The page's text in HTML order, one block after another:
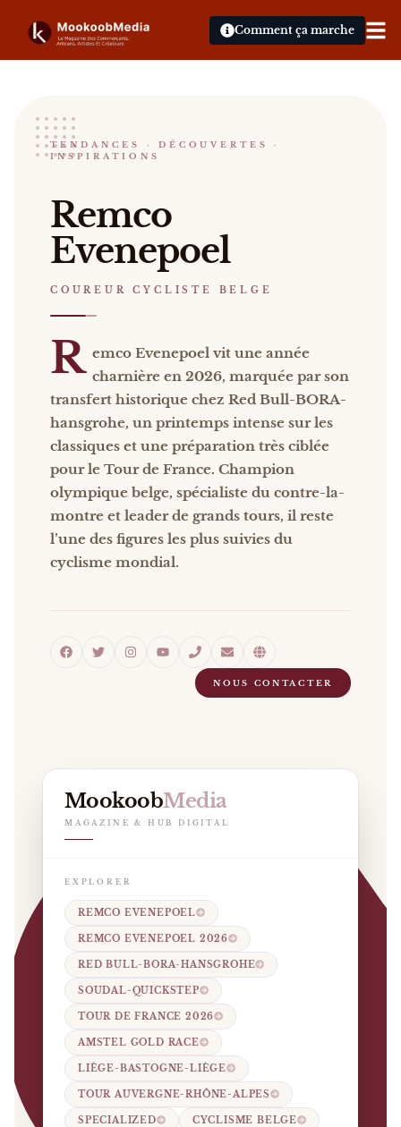
Comment ça marche
Remco Evenepoel
COUREUR CYCLISTE BELGE
Remco Evenepoel Remco Evenepoel vit une
Catalogue :presse, vidéos.
TENDANCES · DÉCOUVERTES ·
INSPIRATIONS
Remco
Evenepoel
COUREUR CYCLISTE BELGE
R emco Evenepoel vit une année
charnière en 2026, marquée par son
transfert historique chez Red Bull-BORA-
hansgrohe, un printemps intense sur les
classiques et une préparation très ciblée
pour le Tour de France. Champion
olympique belge, spécialiste du contre-la-
montre et leader de grands tours, il reste
l’une des figures les plus suivies du
cyclisme mondial.
NOUS CONTACTER
MookoobMedia
MAGAZINE & HUB DIGITAL
EXPLORER
REMCO EVENEPOEL
REMCO EVENEPOEL 2026
RED BULL-BORA-HANSGROHE
SOUDAL-QUICKSTEP
TOUR DE FRANCE 2026
AMSTEL GOLD RACE
LIÈGE-BASTOGNE-LIÈGE
TOUR AUVERGNE-RHÔNE-ALPES
SPECIALIZED CYCLISME BELGE